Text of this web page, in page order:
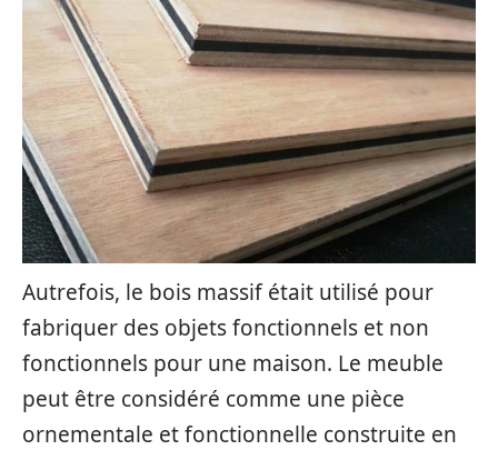
Autrefois, le bois massif était utilisé pour
fabriquer des objets fonctionnels et non
fonctionnels pour une maison. Le meuble
peut être considéré comme une pièce
ornementale et fonctionnelle construite en